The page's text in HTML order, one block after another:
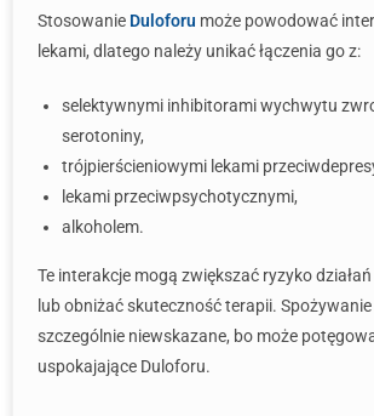
Stosowanie Duloforu może powodować
lekami, dlatego należy unikać łączenia go z:
selektywnymi inhibitorami wychwytu
serotoniny,
trójpierścieniowymi lekami
lekami przeciwpsychotycznymi,
alkoholem.
Te interakcje mogą zwiększać ryzyko
lub obniżać skuteczność terapii.
szczególnie niewskazane, bo może
uspokajające Duloforu.